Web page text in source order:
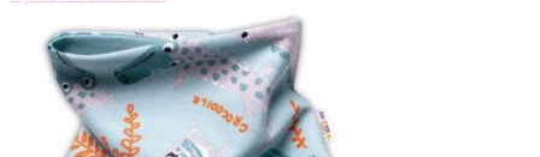
product
has
multiple
variants.
options